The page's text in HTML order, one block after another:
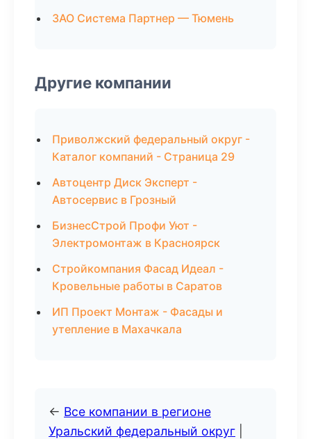
ЗАО Система Партнер — Тюмень
Другие компании
Приволжский федеральный округ -
Каталог компаний - Страница 29
Автоцентр Диск Эксперт -
Автосервис в Грозный
БизнесСтрой Профи Уют -
Электромонтаж в Красноярск
Стройкомпания Фасад Идеал -
Кровельные работы в Саратов
ИП Проект Монтаж - Фасады и
утепление в Махачкала
← Все компании в регионе
Уральский федеральный округ